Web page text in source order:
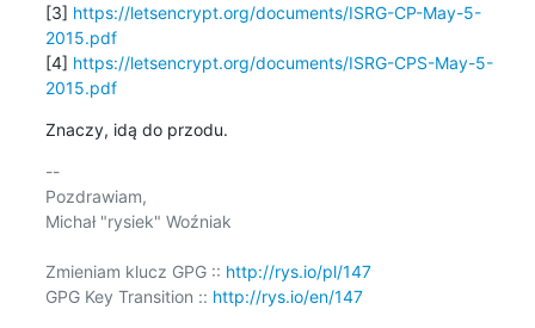
[3] https://letsencrypt.org/documents/ISRG-CP-May-5-
2015.pdf
[4] https://letsencrypt.org/documents/ISRG-CPS-May-5-
2015.pdf
Znaczy, idą do przodu.
--
Pozdrawiam,
Michał "rysiek" Woźniak
Zmieniam klucz GPG :: http://rys.io/pl/147
GPG Key Transition :: http://rys.io/en/147